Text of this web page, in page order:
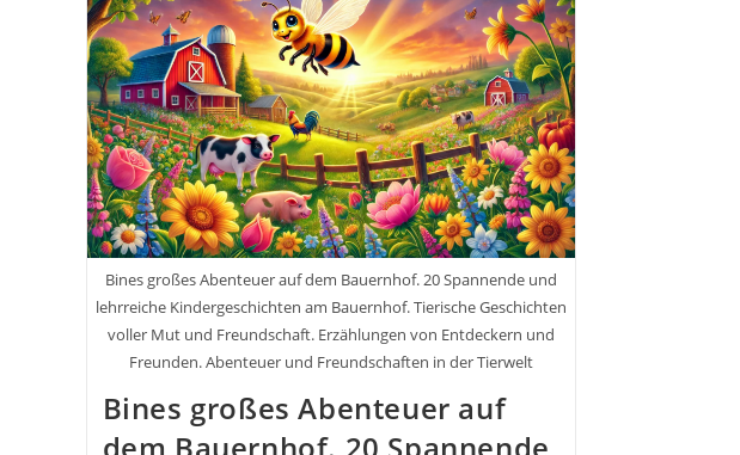
Bines großes Abenteuer auf dem Bauernhof. 20 Spannende und
lehrreiche Kindergeschichten am Bauernhof. Tierische Geschichten
voller Mut und Freundschaft. Erzählungen von Entdeckern und
Freunden. Abenteuer und Freundschaften in der Tierwelt
Bines großes Abenteuer auf
dem Bauernhof. 20 Spannende